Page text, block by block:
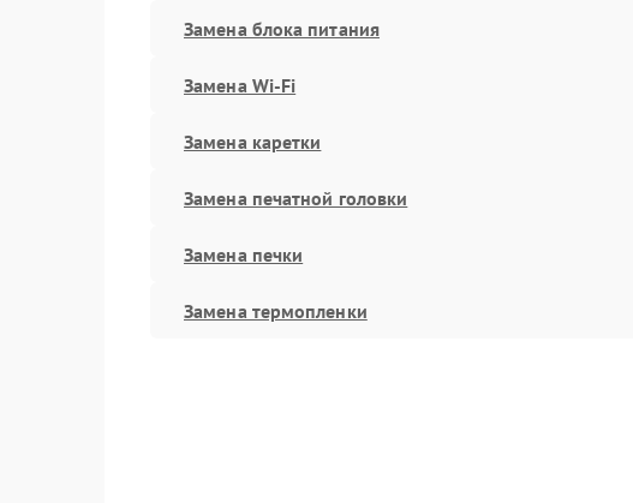
Замена блока питания
Замена Wi-Fi
Замена каретки
Замена печатной головки
Замена печки
Замена термопленки